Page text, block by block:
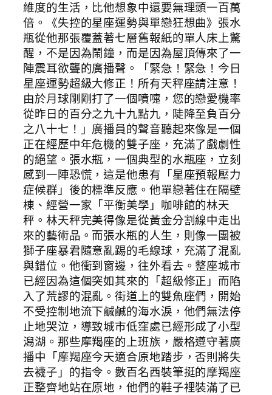
維度的生活，比他想象中還要無理頭一百萬
倍。《失控的星座運勢與單戀狂想曲》張水
瓶從他那張覆蓋著七層舊報紙的單人床上驚
醒，不是因為鬧鐘，而是因為屋頂傳來了一
陣震耳欲聾的廣播聲。「緊急！緊急！今日
星座運勢超級大修正！所有天秤座請注意！
由於月球剛剛打了一個噴嚏，您的戀愛機率
從昨日的百分之九十九點九，陡降至負百分
之八十七！」廣播員的聲音聽起來像是一個
正在經歷中年危機的雙子座，充滿了戲劇性
的絕望。張水瓶，一個典型的水瓶座，立刻
感到一陣恐慌，這是他患有「星座預報壓力
症候群」後的標準反應。他單戀著住在隔壁
棟、經營一家「平衡美學」咖啡館的林天
秤。林天秤完美得像是從黃金分割線中走出
來的藝術品。而張水瓶的人生，則像一團被
獅子座暴君隨意亂踢的毛線球，充滿了混亂
與錯位。他衝到窗邊，往外看去。整座城市
已經因為這個突如其來的「超級修正」而陷
入了荒謬的混亂。街道上的雙魚座們，開始
不受控制地流下鹹鹹的海水淚，他們無法停
止地哭泣，導致城市低窪處已經形成了小型
潟湖。那些摩羯座的上班族，嚴格遵守著廣
播中「摩羯座今天適合原地踏步，否則將失
去襪子」的指令。數百名西裝筆挺的摩羯座
正整齊地站在原地，他們的鞋子裡裝滿了已